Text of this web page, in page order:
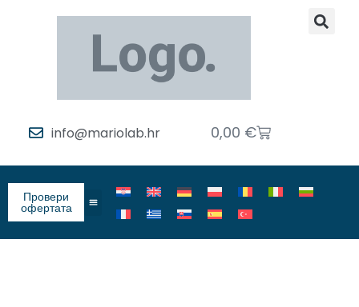
info@mariolab.hr 0,00 €
Провери
офертата